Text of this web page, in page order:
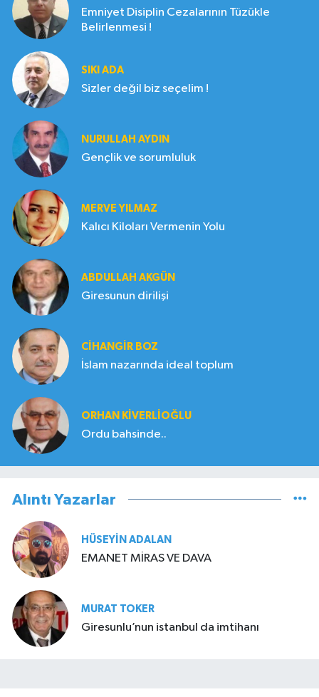
Emniyet Disiplin Cezalarının Tüzükle
Belirlenmesi !
SIKI ADA
Sizler değil biz seçelim !
NURULLAH AYDIN
Gençlik ve sorumluluk
MERVE YILMAZ
Kalıcı Kiloları Vermenin Yolu
ABDULLAH AKGÜN
Giresunun dirilişi
CIHANGIR BOZ
İslam nazarında ideal toplum
ORHAN KIVERLIOĞLU
Ordu bahsinde..
Alıntı Yazarlar
HÜSEYIN ADALAN
EMANET MİRAS VE DAVA
MURAT TOKER
Giresunlu’nun istanbul da imtihanı